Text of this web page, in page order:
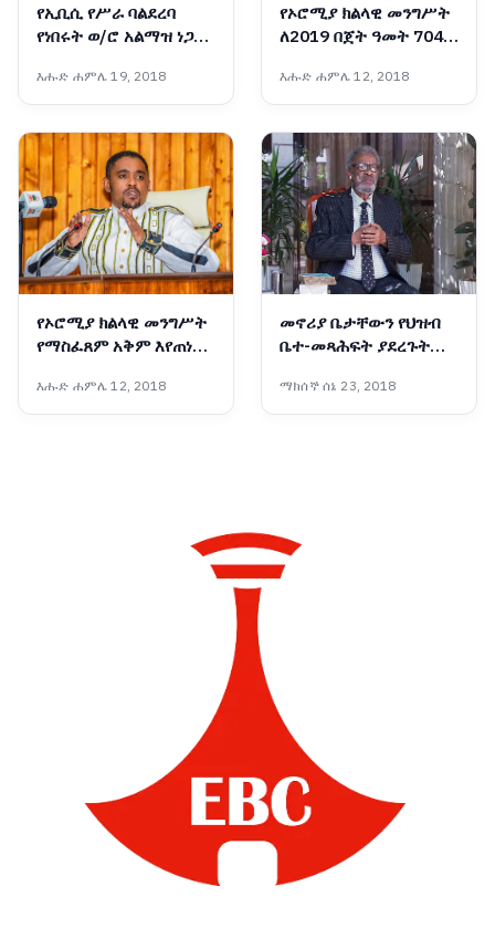
የኢቢሲ የሥራ ባልደረባ
የነበሩት ወ/ሮ አልማዝ ነጋሽ
እሑድ ሐምሌ 19, 2018
የኦሮሚያ ክልላዊ መንግሥት
ለ2019 በጀት ዓመት 704
እሑድ ሐምሌ 12, 2018
የኦሮሚያ ክልላዊ መንግሥት
የማስፈጸም አቅም እየጠነከረ
አብዲሳ
እሑድ ሐምሌ 12, 2018
መኖሪያ ቤታቸውን የህዝብ
ቤተ-መጻሕፍት ያደረጉት
ማክሰኞ ሰኔ 23, 2018